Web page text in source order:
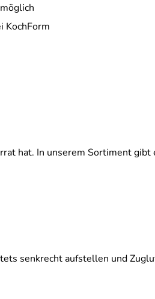
KochForm
hat. In unserem Sortiment gibt
senkrecht aufstellen und